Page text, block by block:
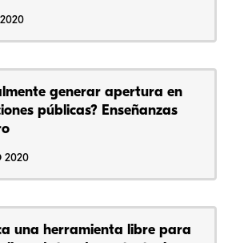
generar apertura en
públicas? Enseñanzas
2020
una herramienta libre para